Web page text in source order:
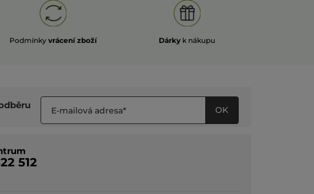
Podmínky vrácení zboží Dárky k nákupu
OK
512